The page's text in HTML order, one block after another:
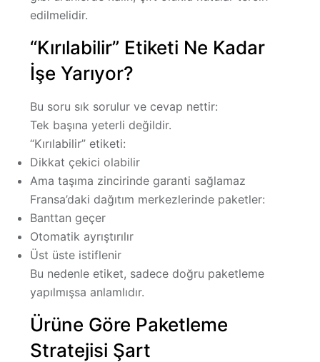
edilmelidir.
“Kırılabilir” Etiketi Ne Kadar
İşe Yarıyor?
Bu soru sık sorulur ve cevap nettir:
Tek başına yeterli değildir.
“Kırılabilir” etiketi:
Dikkat çekici olabilir
Ama taşıma zincirinde garanti sağlamaz
Fransa’daki dağıtım merkezlerinde paketler:
Banttan geçer
Otomatik ayrıştırılır
Üst üste istiflenir
Bu nedenle etiket, sadece doğru paketleme
yapılmışsa anlamlıdır.
Ürüne Göre Paketleme
Stratejisi Şart